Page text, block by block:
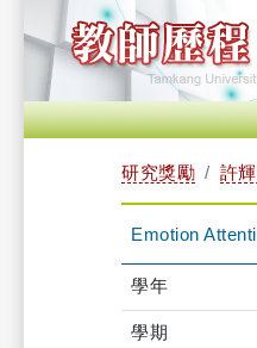
研究獎勵 許
Emotion
學年
學期